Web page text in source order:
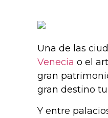
Una de las
Venecia o el
gran
gran destino
Y entre